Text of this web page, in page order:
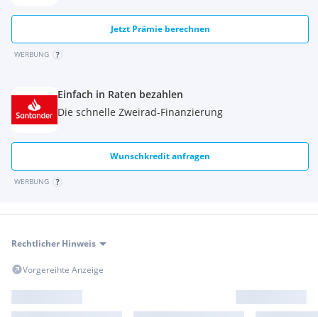
Jetzt Prämie berechnen
WERBUNG
Einfach in Raten bezahlen
Die schnelle Zweirad-Finanzierung
Wunschkredit anfragen
WERBUNG
Rechtlicher Hinweis
Vorgereihte Anzeige